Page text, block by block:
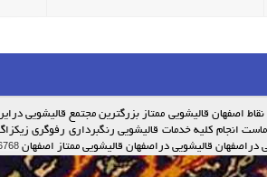
اصفهان قالیشویی ممتاز بزرگترین مجتمع قالیشویی
کلیه خدمات قالیشویی رنگبرداری رفوگری
قالیشویی دراصفهان قالیشویی ممتاز اصفهان